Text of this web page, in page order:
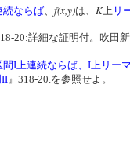
続ならば f(x,y)は、 K上 リ
20:詳細な証明付。吹田
I上連続ならば、I上リーマ
II 』318-20.を参照せよ。